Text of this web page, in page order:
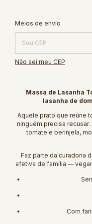
Entregas para o CEP:
Meios de envio
Não sei meu CEP
Massa de Lasanha
lasanha de
Aquele prato que reúne
ninguém precisa
tomate e berinjela,
Faz parte da curadoria
afetiva de família —
Com